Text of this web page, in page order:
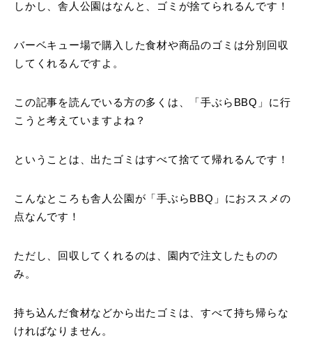
しかし、舎人公園はなんと、ゴミが捨てられるんです！
バーベキュー場で購入した食材や商品のゴミは分別回収
してくれるんですよ。
この記事を読んでいる方の多くは、「手ぶらBBQ」に行
こうと考えていますよね？
ということは、出たゴミはすべて捨てて帰れるんです！
こんなところも舎人公園が「手ぶらBBQ」におススメの
点なんです！
ただし、回収してくれるのは、園内で注文したものの
み。
持ち込んだ食材などから出たゴミは、すべて持ち帰らな
ければなりません。